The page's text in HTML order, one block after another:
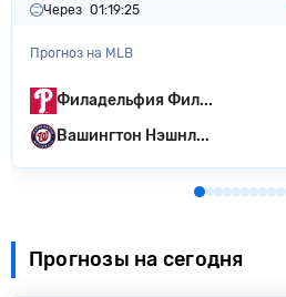
Через 01:19:24
Прогноз на MLB
Филадельфия Фил...
Вашингтон Нэшнл...
Прогнозы на сегодня